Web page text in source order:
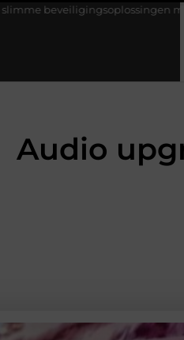
met kennis uit de
Audio